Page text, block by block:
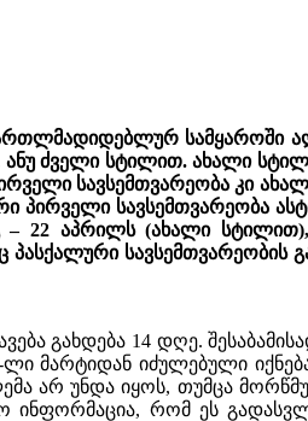
სამყაროში
ძველი სტილით. ახალი
სავსემთვარეობა კი
პირველი სავსემთვარეობა
– 22 აპრილს (ახალი
პასქალური
გახდება 14 დღე.
მარტიდან იძულებული
არ უნდა იყოს, თუმცა
ინფორმაცია, რომ ეს